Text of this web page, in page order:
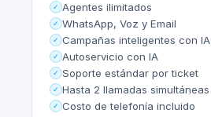
✓ Agentes ilimitados
✓ WhatsApp, Voz y Email
✓ Campañas inteligentes con IA
✓ Autoservicio con IA
✓ Soporte estándar por ticket
✓ Hasta 2 llamadas simultáneas
✓ Costo de telefonía incluido